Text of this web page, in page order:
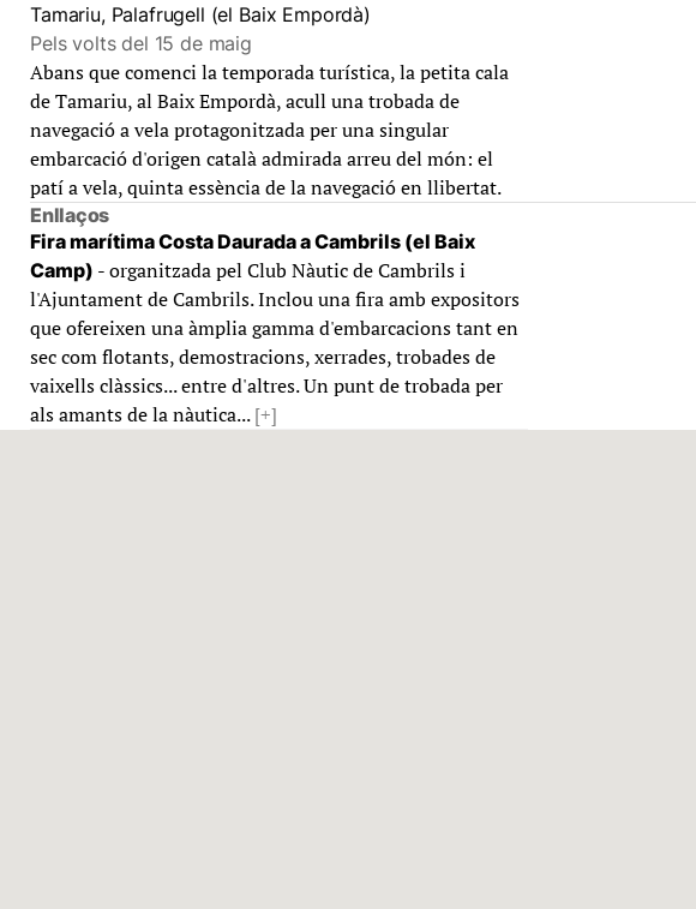
Tamariu, Palafrugell (el Baix Empordà)
Pels volts del 15 de maig
Abans que comenci la temporada turística, la petita cala
de Tamariu, al Baix Empordà, acull una trobada de
navegació a vela protagonitzada per una singular
embarcació d'origen català admirada arreu del món: el
patí a vela, quinta essència de la navegació en llibertat.
Enllaços
Fira marítima Costa Daurada a Cambrils (el Baix
Camp) - organitzada pel Club Nàutic de Cambrils i
l'Ajuntament de Cambrils. Inclou una fira amb expositors
que ofereixen una àmplia gamma d'embarcacions tant en
sec com flotants, demostracions, xerrades, trobades de
vaixells clàssics... entre d'altres. Un punt de trobada per
als amants de la nàutica...[+]